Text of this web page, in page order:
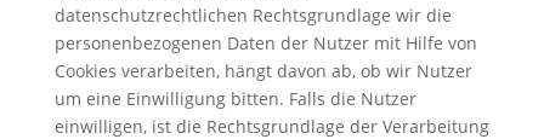
datenschutzrechtlichen Rechtsgrundlage wir die
personenbezogenen Daten der Nutzer mit Hilfe von
Cookies verarbeiten, hängt davon ab, ob wir Nutzer
um eine Einwilligung bitten. Falls die Nutzer
einwilligen, ist die Rechtsgrundlage der Verarbeitung